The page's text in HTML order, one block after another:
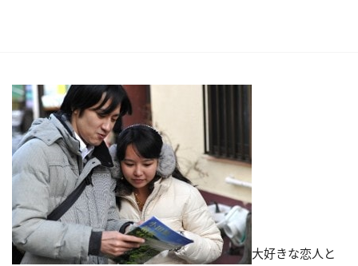
大好きな恋人と